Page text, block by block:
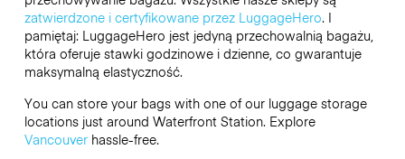
zatwierdzone i certyfikowane przez LuggageHero. I
pamiętaj: LuggageHero jest jedyną przechowalnią bagażu,
która oferuje stawki godzinowe i dzienne, co gwarantuje
maksymalną elastyczność.
You can store your bags with one of our luggage storage
locations just around Waterfront Station. Explore
Vancouverhassle-free.